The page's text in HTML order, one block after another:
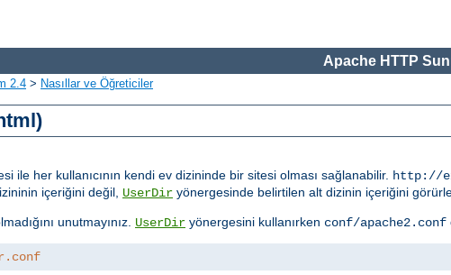
Apache HTTP
2.4 > Nasıllar ve Öğreticiler
ile her kullanıcının kendi ev dizininde bir sitesi olması sağlanabilir. http://
içeriğini değil, UserDir yönergesinde belirtilen alt dizinin içeriğini
unutmayınız. UserDir yönergesini kullanırken conf/apache2.conf